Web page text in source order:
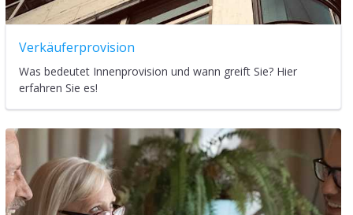
Verkäuferprovision
Was bedeutet Innenprovision und wann greift Sie? Hier
erfahren Sie es!